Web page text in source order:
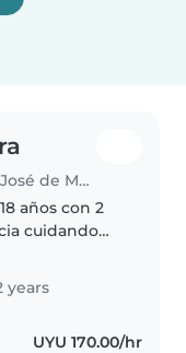
Babysitter in San José de Mayo
años con 2
cuidando
en edad
e inglés
habilidades..
years
UYU 170.00/hr